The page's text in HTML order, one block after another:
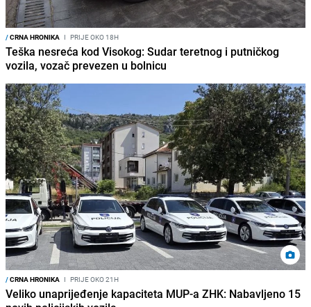
/CRNA HRONIKA I PRIJE OKO 18H
Teška nesreća kod Visokog: Sudar teretnog i putničkog
vozila, vozač prevezen u bolnicu
/CRNA HRONIKA I PRIJE OKO 21H
Veliko unaprijeđenje kapaciteta MUP-a ZHK: Nabavljeno 15